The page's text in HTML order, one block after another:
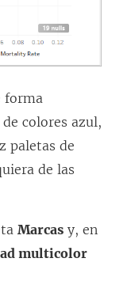
forma
colores azul,
paletas de
de las
Marcas y, en
multicolor